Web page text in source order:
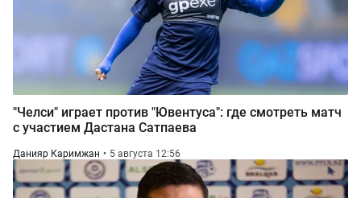
"Челси" играет против "Ювентуса": где смотреть матч
с участием Дастана Сатпаева
Данияр Каримжан 5 августа 12:56